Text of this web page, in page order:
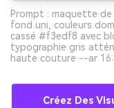
Prompt : maquette
fond uni, couleurs
cassé #f3edf8 avec
typographie gris
haute couture --ar
Créez Des